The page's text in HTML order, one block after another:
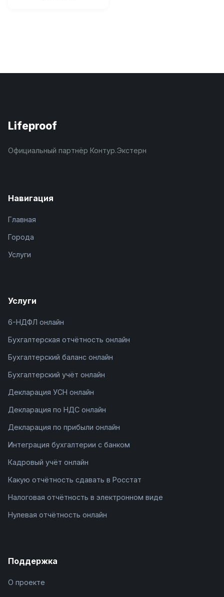
Lifeproof
Официальный партнёр Контур.Экстерн
Навигация
Главная
Города
Услуги
Услуги
6-НДФЛ онлайн
Бухгалтерская отчётность онлайн
Бухгалтерский баланс онлайн
Бухгалтерский учёт онлайн
Декларация УСН онлайн
Декларация по НДС онлайн
Декларация по прибыли онлайн
Интеграция бухгалтерии с банком
Кадровый учёт онлайн
Какую отчётность сдавать в Росстат
Налоговая отчётность в электронном виде
Нулевая отчётность онлайн
Поддержка
О проекте